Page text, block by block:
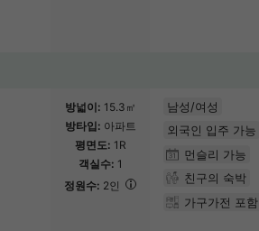
방넓이 15.3㎡
방타입 아파트
평면도 1R
객실수 1
정원수 2인
남성/여성
외국인 입주 가능
먼슬리 가능
친구의 숙박
가구가전 포함